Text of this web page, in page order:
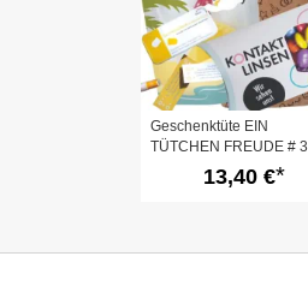
Geschenktüte EIN
TÜTCHEN FREUDE # 3
13,40 €